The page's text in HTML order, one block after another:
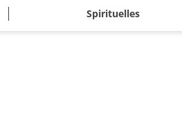
Spirituelles